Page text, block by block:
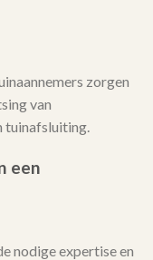
zorgen
van
tuinafsluiting.
een
nodige expertise en